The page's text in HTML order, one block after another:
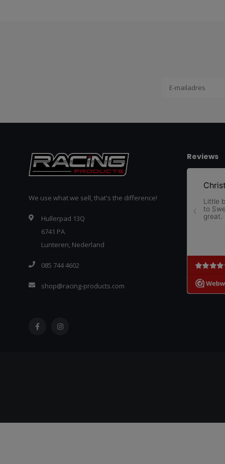
We use what we sell, that's the difference!
Hullerpad 13Q
6741 PA
Lunteren, Nederland
085 744 4602
shop@racing-products.com
Reviews